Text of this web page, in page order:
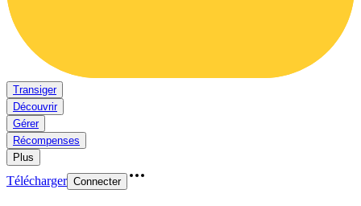
Transiger
Découvrir
Gérer
Récompenses
Plus
Télécharger Connecter